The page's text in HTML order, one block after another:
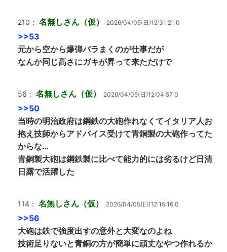
210： 名無しさん（仮） 2026/04/05(日)12:31:21 0
>>53
元から空から爆弾バラまくのが仕事だが
なんか同じ高さにガキが昇って来ただけで
56： 名無しさん（仮） 2026/04/05(日)12:04:57 0
>>50
当時の明治政府は鋼鉄の大砲作れなくてイタリア人お
抱え技師からアドバイス受けて青銅製の大砲作ってた
からな…
青銅製大砲は鋼鉄製に比べて能力的には劣るけど日清
日露で活躍した
114： 名無しさん（仮） 2026/04/05(日)12:15:16 0
>>56
大砲は鉄で強度出すの意外と大変なのよね
技術足りないと青銅の方が簡単に頑丈なやつ作れるか